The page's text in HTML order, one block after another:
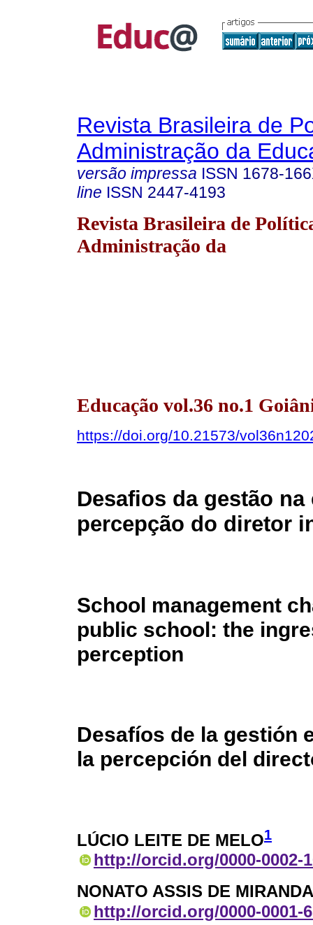
Revista Brasileira de
Administração da
versão impressa ISSN 1678-
line ISSN 2447-4193
Revista Brasileira de
Administração da
Educação vol.36 no.1
https://doi.org/10.21573/
Desafios da gestão
percepção do diretor
School management
public school: the
perception
Desafíos de la gestión
la percepción del
LÚCIO LEITE DE MELO1
http://orcid.org/0000-0002-
NONATO ASSIS DE MIRANDA
http://orcid.org/0000-0001-